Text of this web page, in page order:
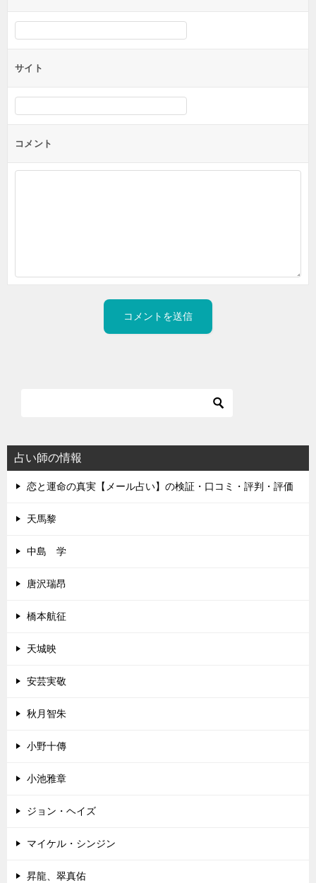
サイト
コメント
占い師の情報
恋と運命の真実【メール占い】の検証・口コミ・評判・評価
天馬黎
中島 学
唐沢瑞昂
橋本航征
天城映
安芸実敬
秋月智朱
小野十傳
小池雅章
ジョン・ヘイズ
マイケル・シンジン
昇龍、翠真佑